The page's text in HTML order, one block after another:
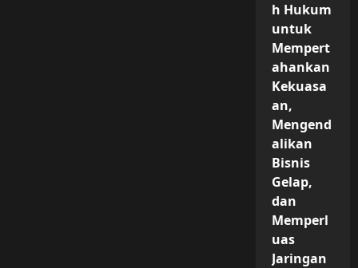
h Hukum
untuk
Mempert
ahankan
Kekuasa
an,
Mengend
alikan
Bisnis
Gelap,
dan
Memperl
uas
Jaringan